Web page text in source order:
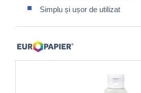
Simplu și ușor de utilizat